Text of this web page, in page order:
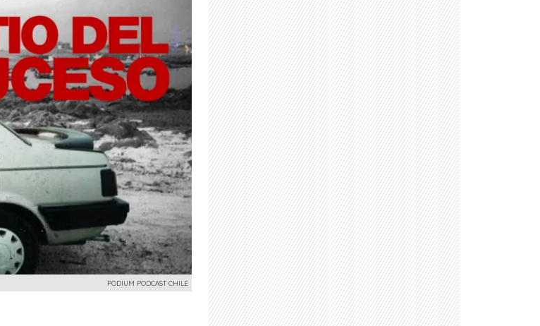
PODIUM PODCAST CHILE